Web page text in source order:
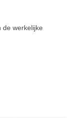
de werkelijke